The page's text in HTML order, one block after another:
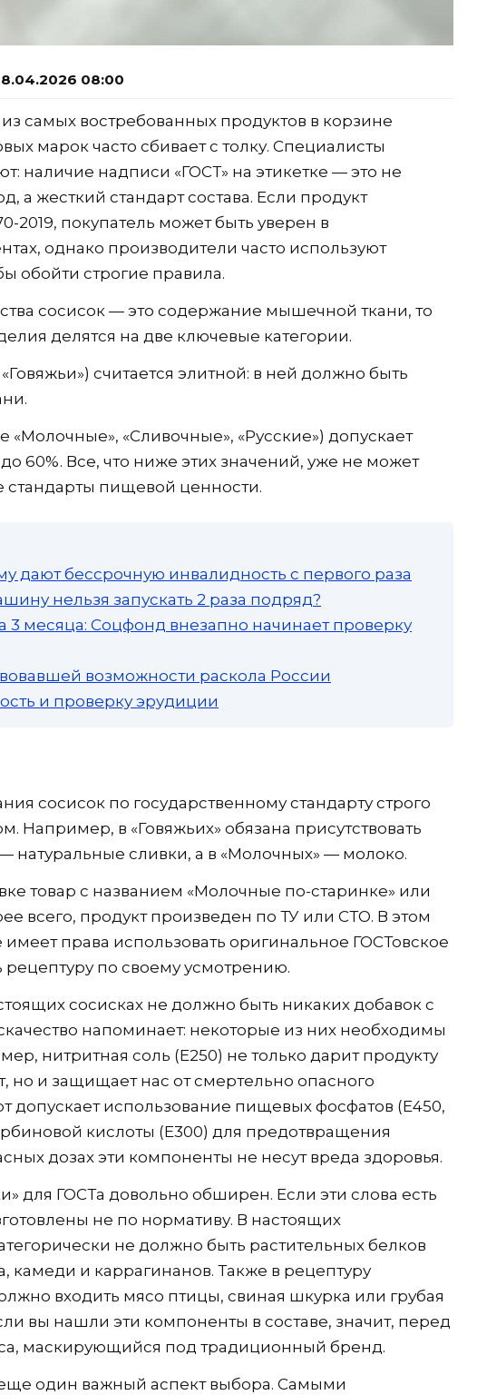
08:00
самых востребованных продуктов в корзине
марок часто сбивает с толку. Специалисты
наличие надписи «ГОСТ» на этикетке — это не
а жесткий стандарт состава. Если продукт
2019, покупатель может быть уверен в
однако производители часто используют
обойти строгие правила.
сосисок — это содержание мышечной ткани, то
делятся на две ключевые категории.
считается элитной: в ней должно быть
«Молочные», «Сливочные», «Русские») допускает
60%. Все, что ниже этих значений, уже не может
стандарты пищевой ценности.
дают бессрочную инвалидность с первого раза
нельзя запускать 2 раза подряд?
3 месяца: Соцфонд внезапно начинает проверку
возможности раскола России
и проверку эрудиции
сосисок по государственному стандарту строго
Например, в «Говяжьих» обязана присутствовать
натуральные сливки, а в «Молочных» — молоко.
товар с названием «Молочные по-старинке» или
всего, продукт произведен по ТУ или СТО. В этом
права использовать оригинальное ГОСТовское
по своему усмотрению.
сосисках не должно быть никаких добавок с
напоминает: некоторые из них необходимы
нитритная соль (Е250) не только дарит продукту
но и защищает нас от смертельно опасного
допускает использование пищевых фосфатов (Е450,
кислоты (Е300) для предотвращения
дозах эти компоненты не несут вреда здоровья.
для ГОСТа довольно обширен. Если эти слова есть
не по нормативу. В настоящих
не должно быть растительных белков
камеди и каррагинанов. Также в рецептуру
входить мясо птицы, свиная шкурка или грубая
вы нашли эти компоненты в составе, значит, перед
маскирующийся под традиционный бренд.
один важный аспект выбора. Самыми